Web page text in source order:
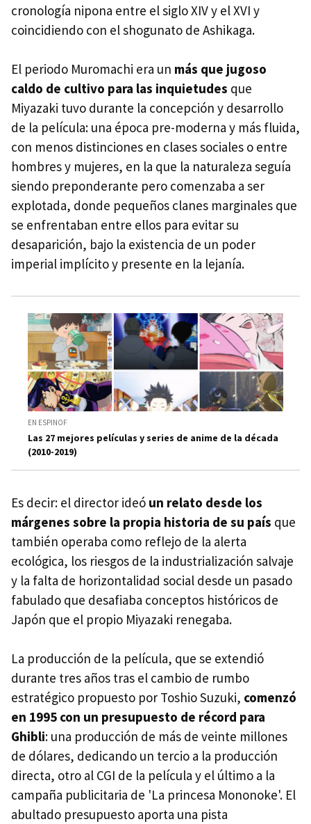
cronología nipona entre el siglo XIV y el XVI y
coincidiendo con el shogunato de Ashikaga.
El periodo Muromachi era un más que jugoso
caldo de cultivo para las inquietudes que
Miyazaki tuvo durante la concepción y desarrollo
de la película: una época pre-moderna y más fluida,
con menos distinciones en clases sociales o entre
hombres y mujeres, en la que la naturaleza seguía
siendo preponderante pero comenzaba a ser
explotada, donde pequeños clanes marginales que
se enfrentaban entre ellos para evitar su
desaparición, bajo la existencia de un poder
imperial implícito y presente en la lejanía.
EN ESPINOF
Las 27 mejores películas y series de anime de la década
(2010-2019)
Es decir: el director ideó un relato desde los
márgenes sobre la propia historia de su país que
también operaba como reflejo de la alerta
ecológica, los riesgos de la industrialización salvaje
y la falta de horizontalidad social desde un pasado
fabulado que desafiaba conceptos históricos de
Japón que el propio Miyazaki renegaba.
La producción de la película, que se extendió
durante tres años tras el cambio de rumbo
estratégico propuesto por Toshio Suzuki, comenzó
en 1995 con un presupuesto de récord para
Ghibli: una producción de más de veinte millones
de dólares, dedicando un tercio a la producción
directa, otro al CGI de la película y el último a la
campaña publicitaria de 'La princesa Mononoke'. El
abultado presupuesto aporta una pista